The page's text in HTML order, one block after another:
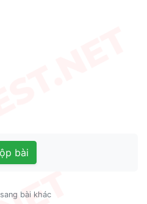
bài
bài khác